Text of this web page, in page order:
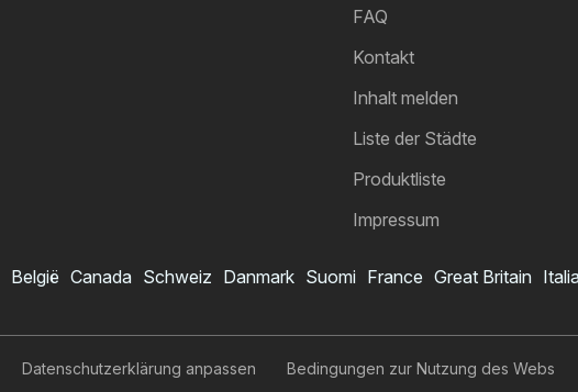
FAQ
Kontakt
Inhalt melden
Liste der Städte
Produktliste
Impressum
België Canada Schweiz Danmark Suomi France Great Britain
Datenschutzerklärung anpassen Bedingungen zur Nutzung des Webs